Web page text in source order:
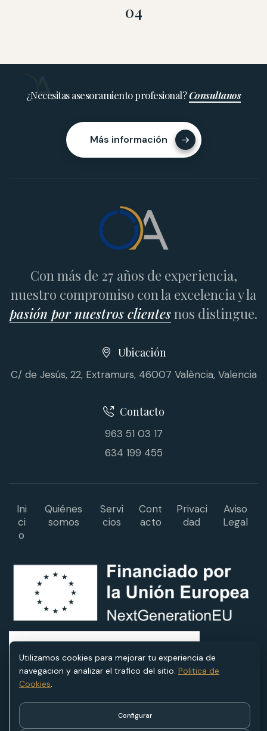
04
Utilizamos cookies para mejorar tu experiencia de
navegacion y analizar el trafico del sitio. Politica de
Cookies.
Configurar
¿Necesitas asesoramiento profesional?Consultanos
Más información
Con más de 27 años de experiencia,
nuestro compromiso con la excelencia y la
pasión por nuestros clientesnos distingue.
Ubicación
C/ de Jesús, 22, Extramurs, 46007 València, Valencia
Contacto
963 51 03 17
634 199 455
Ini
ci
o
Quiénes
somos
Servi
cios
Cont
acto
Privaci
dad
Aviso
Legal